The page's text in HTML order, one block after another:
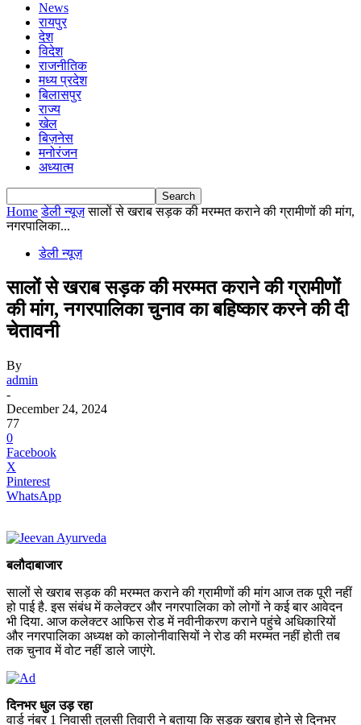
News
रायपुर
देश
विदेश
राजनीतिक
मध्य प्रदेश
बिलासपुर
राज्य
खेल
बिज़नेस
मनोरंजन
अध्यात्म
Home डेली न्यूज़ सालों से खराब सड़क की मरम्मत कराने की ग्रामीणों की मांग,
नगरपालिका...
डेली न्यूज़
सालों से खराब सड़क की मरम्मत कराने की ग्रामीणों
की मांग, नगरपालिका चुनाव का बहिष्कार करने की दी
चेतावनी
By
admin
-
December 24, 2024
77
0
Facebook
X
Pinterest
WhatsApp
बलौदाबाजार
सालों से खराब सड़क की मरम्मत कराने की ग्रामीणों की मांग आज तक पूरी नहीं
हो पाई है. इस संबंध में कलेक्टर और नगरपालिका को लोगों ने कई बार आवेदन
भी दिया. आज कलेक्टर आफिस रोड में नवीनीकरण कराने पहुंचे अधिकारियों
और नगरपालिका अध्यक्ष को कालोनीवासियों ने रोड की मरम्मत नहीं होती तब
तक चुनाव में वोट नहीं डाले जाएंगे.
दिनभर धुल उड़ रहा
वार्ड नंबर 1 निवासी तुलसी तिवारी ने बताया कि सड़क खराब होने से दिनभर